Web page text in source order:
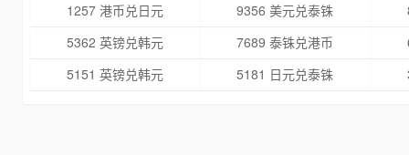
1257 港币兑日元
9356 美元兑泰铢
5362 英镑兑韩元
7689 泰铢兑港币
5151 英镑兑韩元
5181 日元兑泰铢